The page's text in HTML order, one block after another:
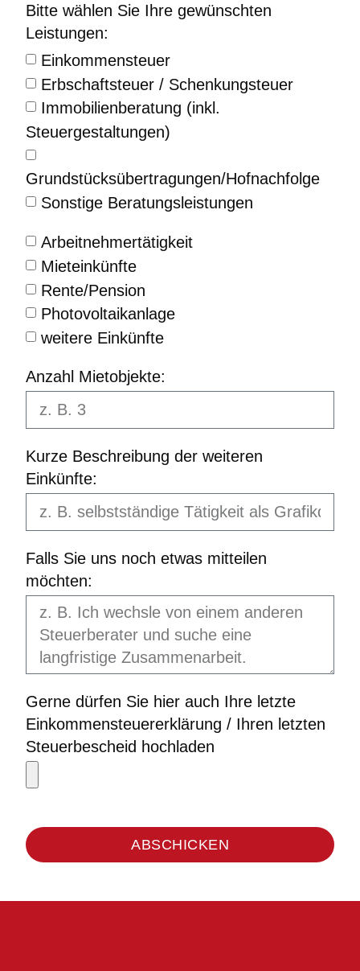
Bitte wählen Sie Ihre gewünschten
Leistungen:
Einkommensteuer
Erbschaftsteuer / Schenkungsteuer
Immobilienberatung (inkl.
Steuergestaltungen)
Grundstücksübertragungen/Hofnachfolge
Sonstige Beratungsleistungen
Arbeitnehmertätigkeit
Mieteinkünfte
Rente/Pension
Photovoltaikanlage
weitere Einkünfte
Anzahl Mietobjekte:
Kurze Beschreibung der weiteren
Einkünfte:
Falls Sie uns noch etwas mitteilen
möchten:
Gerne dürfen Sie hier auch Ihre letzte
Einkommensteuererklärung / Ihren letzten
Steuerbescheid hochladen
ABSCHICKEN